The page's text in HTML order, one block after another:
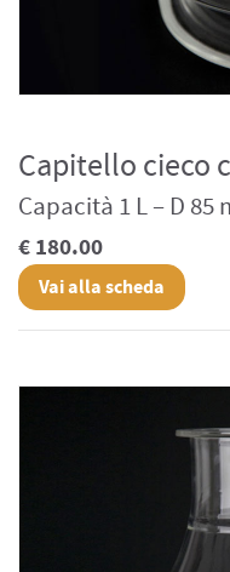
Capitello cieco
Capacità 1 L – D 85
€ 180.00
Vai alla scheda